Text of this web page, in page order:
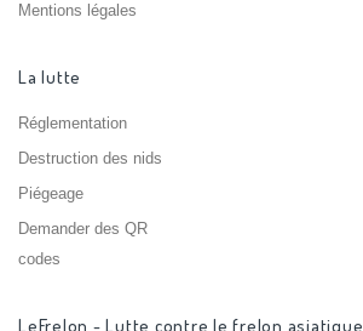
Mentions légales
La lutte
Réglementation
Destruction des nids
Piégeage
Demander des QR
codes
LeFrelon - Lutte contre le frelon asiatique